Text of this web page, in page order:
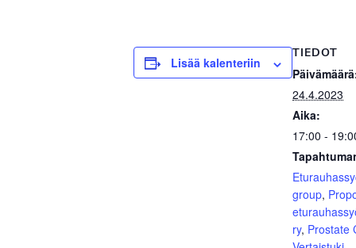
Lisää kalenteriin
TIEDOT
24.4.2023
Aika:
17:00 -
group,
ry, Prostate